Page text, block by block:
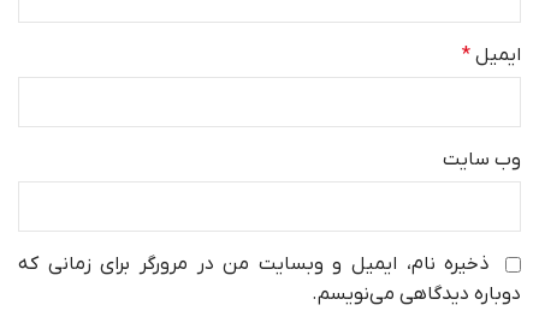
ایمیل *
وب‌ سایت
ذخیره نام، ایمیل و وبسایت من در مرورگر برای زمانی که
دوباره دیدگاهی می‌نویسم.